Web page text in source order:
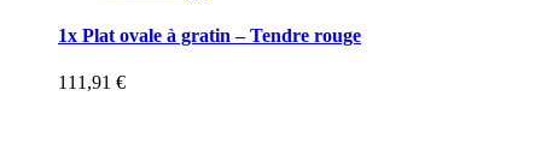
1x Plat ovale à gratin – Tendre rouge
111,91 €